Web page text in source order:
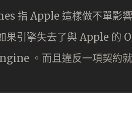
指 Apple 這樣做不單影
果引擎失去了與 Apple 的
。而且違反一項契約